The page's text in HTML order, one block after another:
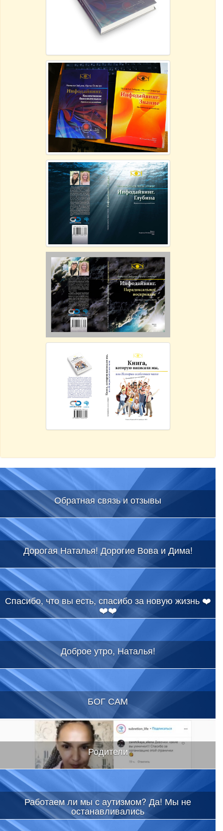
Обратная связь и отзывы
Дорогая Наталья! Дорогие Вова и Дима!
Спасибо, что вы есть, спасибо за новую жизнь ❤️
❤️❤️
Доброе утро, Наталья!
БОГ САМ
Родители
Работаем ли мы с аутизмом? Да! Мы не
останавливались